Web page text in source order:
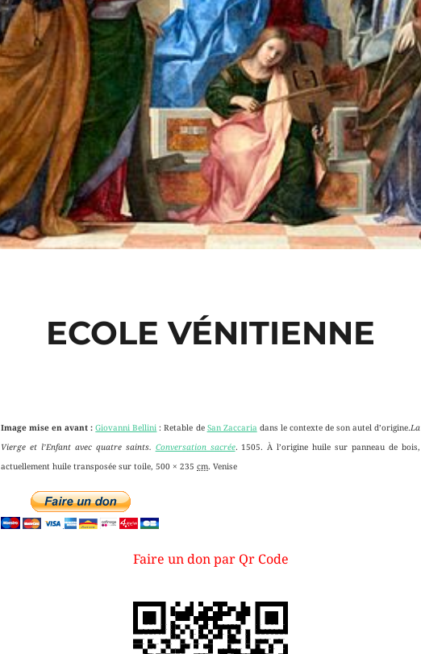
ECOLE VÉNITIENNE
Image mise en avant : Giovanni Bellini : Retable de San Zaccaria dans le contexte de son autel d’origine.La
Vierge et l’Enfant avec quatre saints. Conversation sacrée. 1505. À l’origine huile sur panneau de bois,
actuellement huile transposée sur toile, 500 × 235 cm. Venise
Faire un don par Qr Code